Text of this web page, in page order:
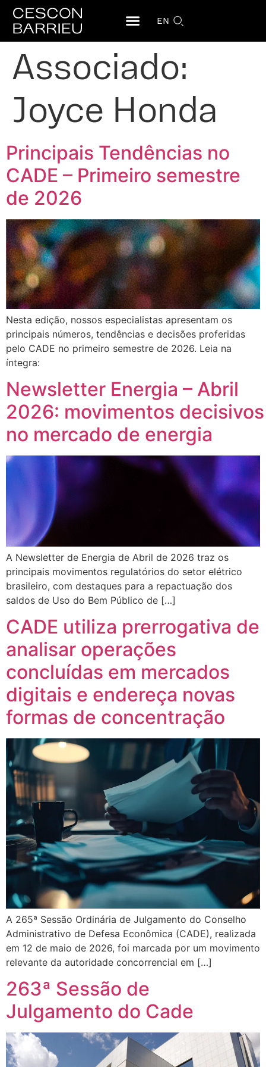
EN
Associado:
Joyce Honda
Principais Tendências no
CADE – Primeiro semestre
de 2026
Nesta edição, nossos especialistas apresentam os
principais números, tendências e decisões proferidas
pelo CADE no primeiro semestre de 2026. Leia na
íntegra:
Newsletter Energia – Abril
2026: movimentos decisivos
no mercado de energia
A Newsletter de Energia de Abril de 2026 traz os
principais movimentos regulatórios do setor elétrico
brasileiro, com destaques para a repactuação dos
saldos de Uso do Bem Público de […]
CADE utiliza prerrogativa de
analisar operações
concluídas em mercados
digitais e endereça novas
formas de concentração
A 265ª Sessão Ordinária de Julgamento do Conselho
Administrativo de Defesa Econômica (CADE), realizada
em 12 de maio de 2026, foi marcada por um movimento
relevante da autoridade concorrencial em […]
263ª Sessão de
Julgamento do Cade